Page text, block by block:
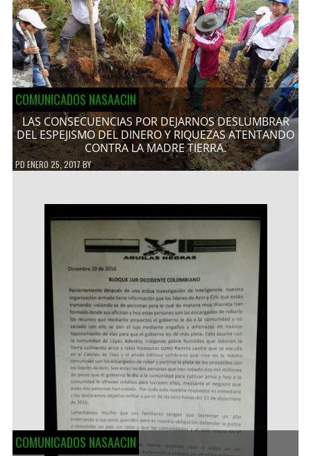
COMUNICADOS NASAACIN
LAS CONSECUENCIAS POR DEJARNOS DESLUMBRAR
DEL ESPEJISMO DEL DINERO Y RIQUEZAS ATENTANDO
CONTRA LA MADRE TIERRA.
PDENERO 25, 2017BY
COMUNICADOS NASAACIN